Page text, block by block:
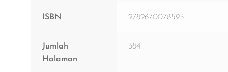
ISBN 9789670078595
Jumlah
Halaman
384